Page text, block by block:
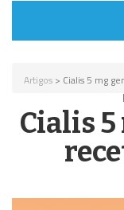
Artigos > Cialis 5 mg
Cialis